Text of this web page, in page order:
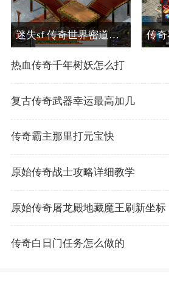
迷失sf 传奇世界密道刷啥怪
热血传奇千年树妖怎么打
复古传奇武器幸运最高加几
传奇霸主那里打元宝快
原始传奇战士攻略详细教学
原始传奇屠龙殿地藏魔王刷新坐标
传奇白日门任务怎么做的